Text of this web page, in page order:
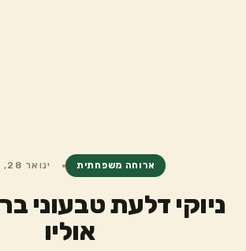
ארוחה משפחתית ינואר 28, 2021
ניוקי דלעת טבעוני
אוליו